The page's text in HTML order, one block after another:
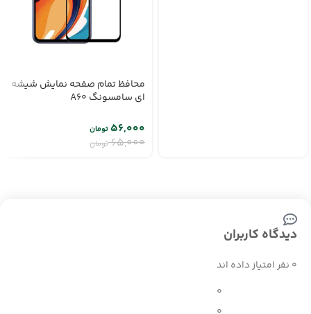
محافظ تمام صفحه نمایش شیشه
ای سامسونگ A60
۶۵,۰۰۰ تومان
۵۶,۰۰۰ تومان
دیدگاه کاربران
0 نفر امتیاز داده اند
0